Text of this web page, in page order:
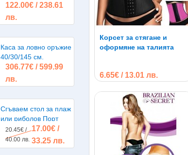
литра 2х2500W
122.00€ / 238.61
лв.
Каса за ловно оръжие
40/30/145 см.
306.77€ / 599.99
лв.
Сгъваем стол за плаж
или риболов Порт
20.45€ /
40.00 лв.
17.00€ /
33.25 лв.
Корсет за стягане и
оформяне на талията
6.65€ / 13.01 лв.